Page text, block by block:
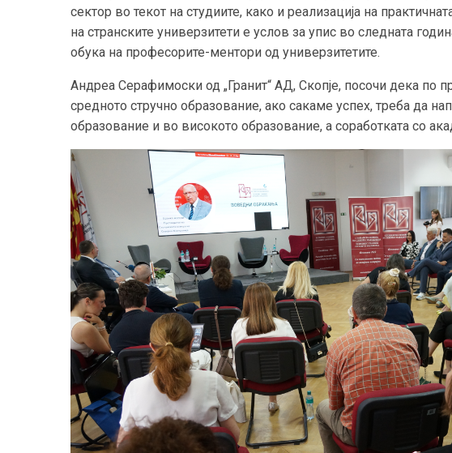
сектор во текот на студиите, како и реализација на
на странските универзитети е услов за упис во следната
обука на професорите-ментори од универзитетите.
Андреа Серафимоски од „Гранит“ АД, Скопје, посочи дека по
средното стручно образование, ако сакаме успех, треба да
образование и во високото образование, а соработката со